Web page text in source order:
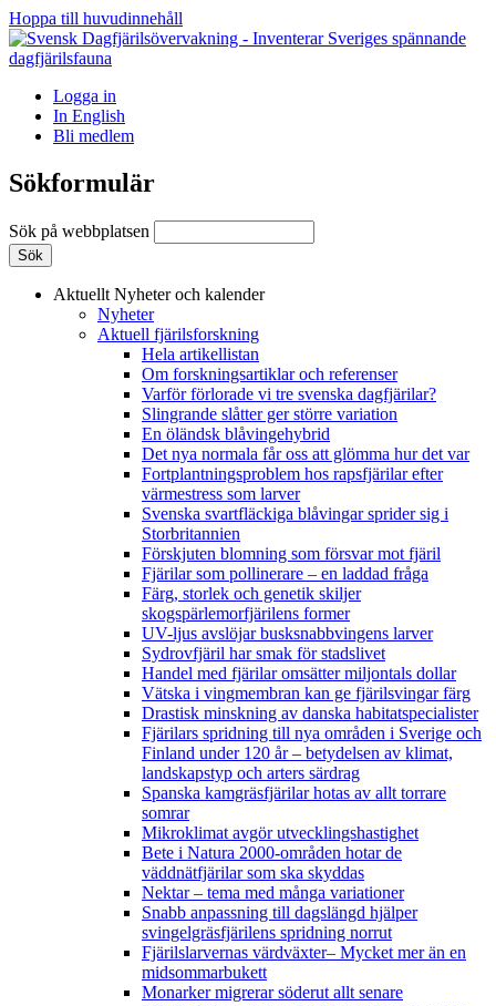
Hoppa till huvudinnehåll
Logga in
In English
Bli medlem
Sökformulär
Sök på webbplatsen
Aktuellt Nyheter och kalender
Nyheter
Aktuell fjärilsforskning
Hela artikellistan
Om forskningsartiklar och referenser
Varför förlorade vi tre svenska dagfjärilar?
Slingrande slåtter ger större variation
En öländsk blåvingehybrid
Det nya normala får oss att glömma hur det var
Fortplantningsproblem hos rapsfjärilar efter
värmestress som larver
Svenska svartfläckiga blåvingar sprider sig i
Storbritannien
Förskjuten blomning som försvar mot fjäril
Fjärilar som pollinerare – en laddad fråga
Färg, storlek och genetik skiljer
skogspärlemorfjärilens former
UV-ljus avslöjar busksnabbvingens larver
Sydrovfjäril har smak för stadslivet
Handel med fjärilar omsätter miljontals dollar
Vätska i vingmembran kan ge fjärilsvingar färg
Drastisk minskning av danska habitatspecialister
Fjärilars spridning till nya områden i Sverige och
Finland under 120 år– betydelsen av klimat,
landskapstyp och arters särdrag
Spanska kamgräsfjärilar hotas av allt torrare
somrar
Mikroklimat avgör utvecklingshastighet
Bete i Natura 2000-områden hotar de
väddnätfjärilar som ska skyddas
Nektar – tema med många variationer
Snabb anpassning till dagslängd hjälper
svingelgräsfjärilens spridning norrut
Fjärilslarvernas värdväxter– Mycket mer än en
midsommarbukett
Monarker migrerar söderut allt senare